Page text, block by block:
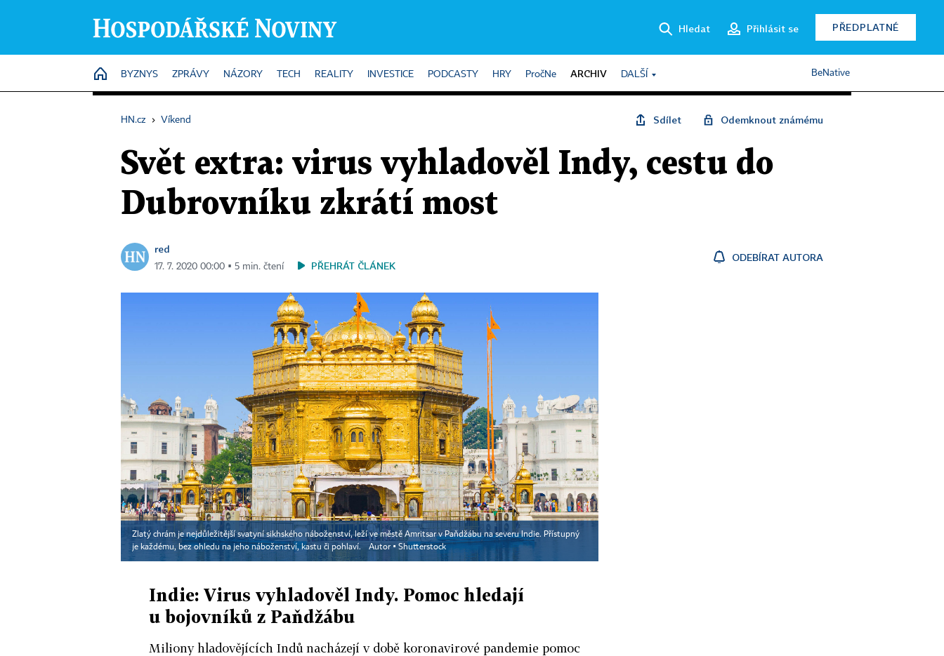
Hledat Přihlásit se PŘEDPLATNÉ
HOME
BYZNYS ZPRÁVY NÁZORY TECH REALITY INVESTICE PODCASTY HRY PročNe ARCHIV DALŠÍ BeNative
HN.cz › Víkend Sdílet Odemknout známému
Svět extra: virus vyhladověl Indy, cestu do
Dubrovníku zkrátí most
red
17. 7. 2020 00:00 ▪ 5 min. čtení PŘEHRÁT ČLÁNEK
ODEBÍRAT AUTORA
Zlatý chrám je nejdůležitější svatyní sikhského náboženství, leží ve městě Amritsar v Paňdžábu na severu Indie. Přístupný
je každému, bez ohledu na jeho náboženství, kastu či pohlaví.
Autor ▪ Shutterstock
Indie: Virus vyhladověl Indy. Pomoc hledají
u bojovníků z Paňdžábu
Miliony hladovějících Indů nacházejí v době koronavirové pandemie pomoc